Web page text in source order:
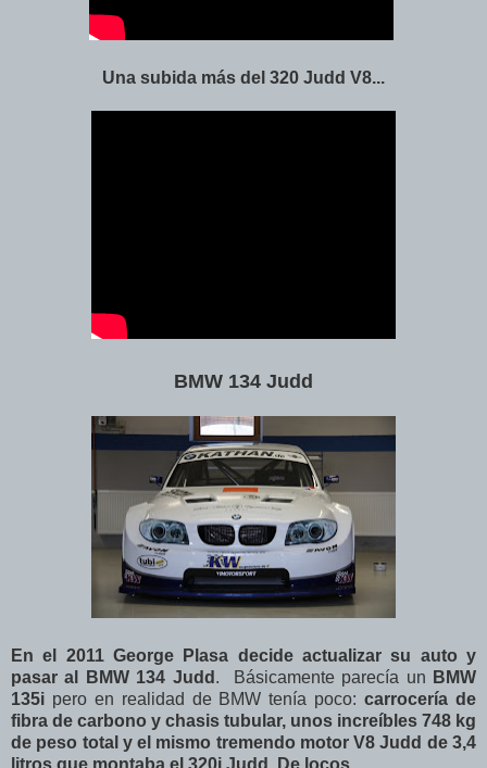
Una subida más del 320 Judd V8...
BMW 134 Judd
En el 2011 George Plasa decide actualizar su auto y
pasar al BMW 134 Judd . Básicamente parecía un BMW
135i pero en realidad de BMW tenía poco:carrocería de
fibra de carbono y chasis tubular, unos increíbles 748 kg
de peso total y el mismo tremendo motor V8 Judd de 3,4